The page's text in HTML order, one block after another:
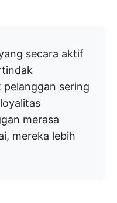
secara aktif
pelanggan sering
merasa
mereka lebih